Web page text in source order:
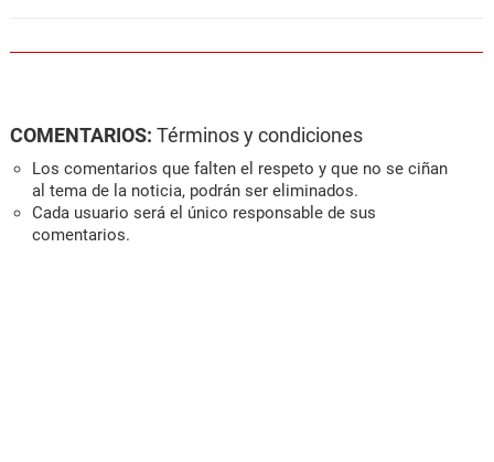
COMENTARIOS: Términos y condiciones
Los comentarios que falten el respeto y que no se ciñan
al tema de la noticia, podrán ser eliminados.
Cada usuario será el único responsable de sus
comentarios.